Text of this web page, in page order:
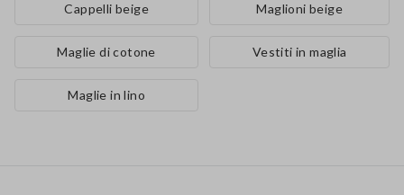
Cappelli beige Maglioni beige
Maglie di cotone Vestiti in maglia
Maglie in lino